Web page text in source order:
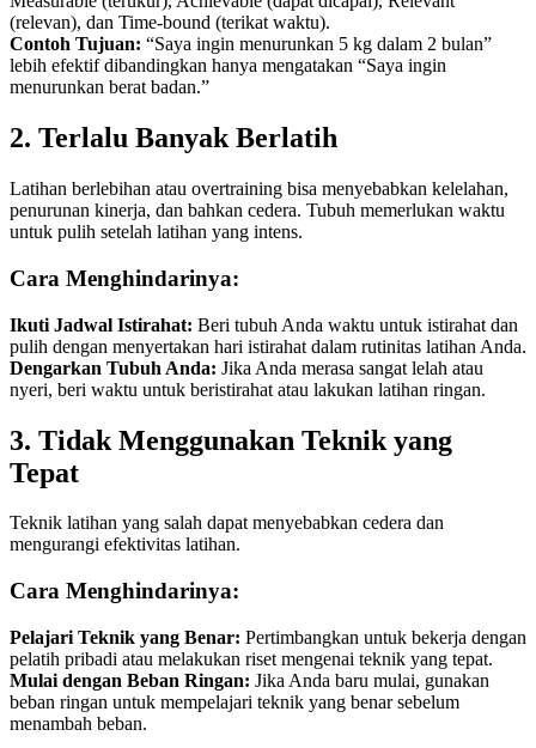
(relevan), dan Time-bound (terikat waktu).
Contoh Tujuan: “Saya ingin menurunkan 5 kg dalam 2 bulan”
lebih efektif dibandingkan hanya mengatakan “Saya ingin
menurunkan berat badan.”
2. Terlalu Banyak Berlatih
Latihan berlebihan atau overtraining bisa menyebabkan kelelahan,
penurunan kinerja, dan bahkan cedera. Tubuh memerlukan waktu
untuk pulih setelah latihan yang intens.
Cara Menghindarinya:
Ikuti Jadwal Istirahat: Beri tubuh Anda waktu untuk istirahat dan
pulih dengan menyertakan hari istirahat dalam rutinitas latihan Anda.
Dengarkan Tubuh Anda: Jika Anda merasa sangat lelah atau
nyeri, beri waktu untuk beristirahat atau lakukan latihan ringan.
3. Tidak Menggunakan Teknik yang
Tepat
Teknik latihan yang salah dapat menyebabkan cedera dan
mengurangi efektivitas latihan.
Cara Menghindarinya:
Pelajari Teknik yang Benar: Pertimbangkan untuk bekerja dengan
pelatih pribadi atau melakukan riset mengenai teknik yang tepat.
Mulai dengan Beban Ringan: Jika Anda baru mulai, gunakan
beban ringan untuk mempelajari teknik yang benar sebelum
menambah beban.